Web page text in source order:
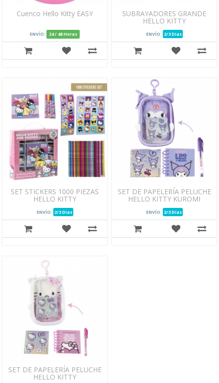
Cuenco Hello Kitty EASY
ENVÍO: 24 / 48 Horas
SUBRAYADORES GRANDE
HELLO KITTY
ENVÍO: 2/3 Dias
SET STICKERS 1000 PIEZAS
HELLO KITTY
ENVÍO: 2/3 Dias
SET DE PAPELERÍA PELUCHE
HELLO KITTY KUROMI
ENVÍO: 2/3 Dias
SET DE PAPELERÍA PELUCHE
HELLO KITTY